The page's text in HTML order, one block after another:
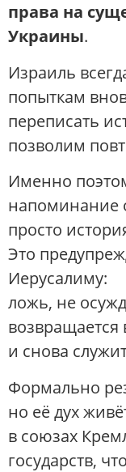
права на
Украины.
Израиль
попыткам
переписать
позволим
Именно
напоминание
просто
Это
Иерусалиму:
ложь, не
и снова
Формально
но её дух
в союзах
государств,